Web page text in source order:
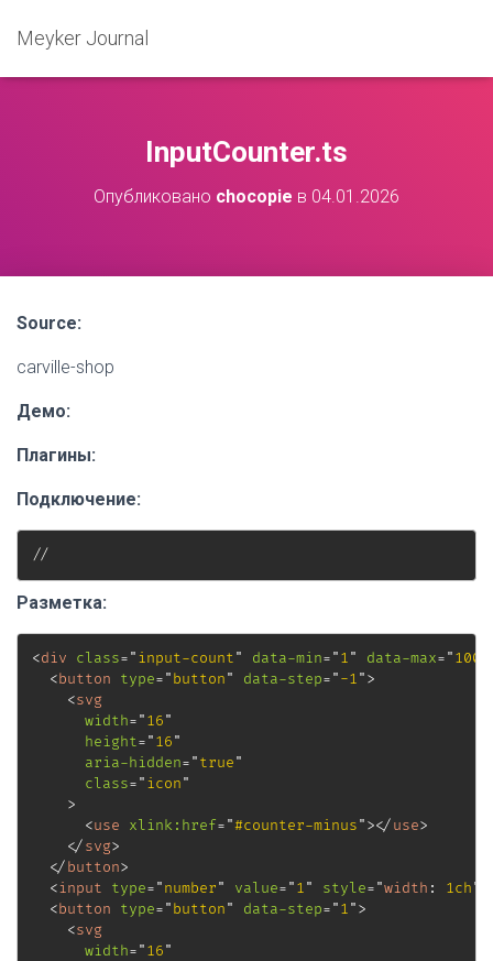
Meyker Journal
InputCounter.ts
Опубликовано chocopie в 04.01.2026
Source:
carville-shop
Демо:
Плагины:
Подключение:
//
Разметка:
<div class="input-count" data-min="1" data-max="100
<button type="button" data-step="-1">
<svg
width="16"
height="16"
aria-hidden="true"
class="icon"
>
<use xlink: href="#counter-minus"></use>
</svg>
</button>
<input type="number" value="1" style="width : 1ch"
<button type="button" data-step="1">
<svg
width="16"